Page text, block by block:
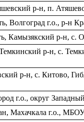
р-н, п.
Волгоград г.о., р-
Камызякский р-н,
р-н, с.
р-н, с. Китово,
г.о., округ
Махачкала г.о.,